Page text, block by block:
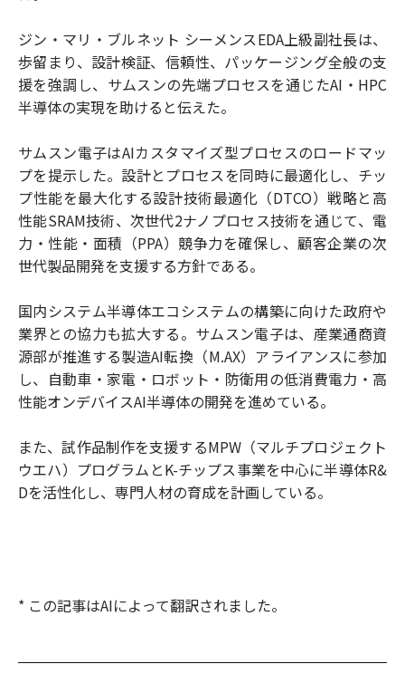
ジン・マリ・ブルネット シーメンスEDA上級副社長は、
歩留まり、設計検証、信頼性、パッケージング全般の支
援を強調し、サムスンの先端プロセスを通じたAI・HPC
半導体の実現を助けると伝えた。
サムスン電子はAIカスタマイズ型プロセスのロードマッ
プを提示した。設計とプロセスを同時に最適化し、チッ
プ性能を最大化する設計技術最適化（DTCO）戦略と高
性能SRAM技術、次世代2ナノプロセス技術を通じて、電
力・性能・面積（PPA）競争力を確保し、顧客企業の次
世代製品開発を支援する方針である。
国内システム半導体エコシステムの構築に向けた政府や
業界との協力も拡大する。サムスン電子は、産業通商資
源部が推進する製造AI転換（M.AX）アライアンスに参加
し、自動車・家電・ロボット・防衛用の低消費電力・高
性能オンデバイスAI半導体の開発を進めている。
また、試作品制作を支援するMPW（マルチプロジェクト
ウエハ）プログラムとK-チップス事業を中心に半導体R&
Dを活性化し、専門人材の育成を計画している。
* この記事はAIによって翻訳されました。